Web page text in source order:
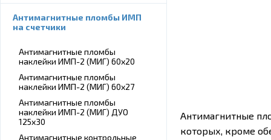
Антимагнитные пломбы ИМП
на счетчики
Антимагнитные пломбы
наклейки ИМП-2 (МИГ) 60х20
Антимагнитные пломбы
наклейки ИМП-2 (МИГ) 60х27
Антимагнитные пломбы
наклейки ИМП-2 (МИГ) ДУО
125х30
Антимагнитные контрольные
Антимагнитные
которых, кроме